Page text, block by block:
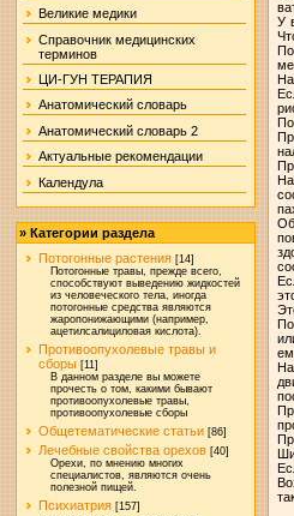
Великие медики
Справочник медицинских
терминов
ЦИ-ГУН ТЕРАПИЯ
Анатомический словарь
Анатомический словарь 2
Актуальные рекомендации
Календула
»Категории раздела
Потогонные растения [14]
Потогонные травы, прежде всего,
способствуют выведению жидкостей
из человеческого тела, иногда
потогонные средства являются
жаропонижающими (например,
ацетилсалициловая кислота).
Противоопухолевые травы и
сборы [11]
В данном разделе вы можете
прочесть о том, какими бывают
противоопухолевые травы,
противоопухолевые сборы
Общетематические статьи [86]
Лечебные свойства орехов [40]
Орехи, по мнению многих
специалистов, являются очень
полезной пищей.
Психиатрия [157]
У